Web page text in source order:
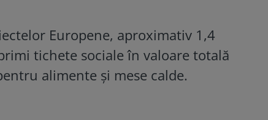
Europene, aproximativ 1,4
tichete sociale în valoare totală
alimente și mese calde.